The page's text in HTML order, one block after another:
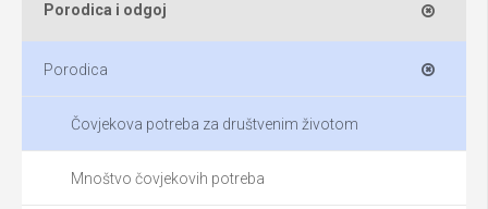
Porodica i odgoj
Porodica
Čovjekova potreba za društvenim životom
Mnoštvo čovjekovih potreba